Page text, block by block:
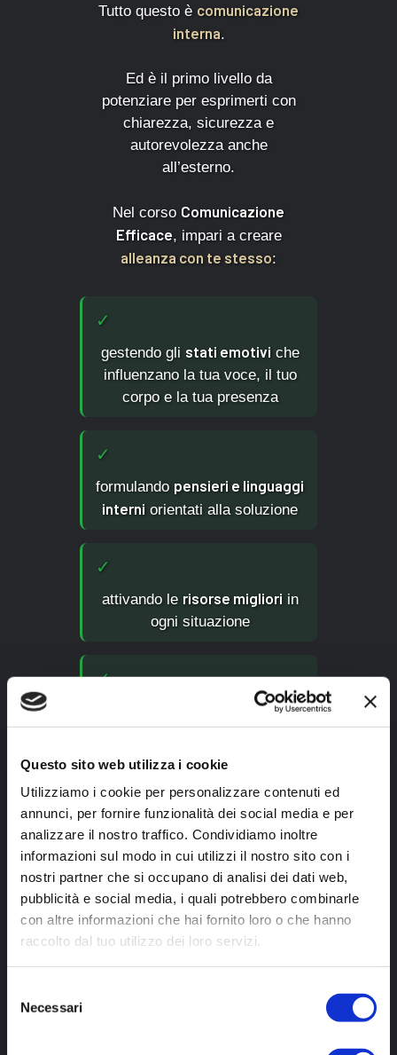
Questo sito web utilizza i cookie
Utilizziamo i cookie per personalizzare contenuti ed
annunci, per fornire funzionalità dei social media e per
analizzare il nostro traffico. Condividiamo inoltre
informazioni sul modo in cui utilizzi il nostro sito con i
nostri partner che si occupano di analisi dei dati web,
pubblicità e social media, i quali potrebbero combinarle
con altre informazioni che hai fornito loro o che hanno
raccolto dal tuo utilizzo dei loro servizi.
delNecessari
Tutto questo è comunicazione
interna.
Ed è il primo livello da
potenziare per esprimerti con
chiarezza, sicurezza e
autorevolezza anche
all’esterno.
Nel corso Comunicazione
Efficace, impari a creare
alleanza con te stesso:
✓
gestendo gli stati emotivi che
influenzano la tua voce, il tuo
corpo e la tua presenza
✓
formulando pensieri e linguaggi
interni orientati alla soluzione
✓
attivando le risorse migliori in
ogni situazione
✓
con il
dialogo interiore, invece di
limitarti
Da questabase solida, puoi poi
sviluppare una comunicazione
piùempatica, strategica e
ispiranteverso gli altri.
Impari a osservare, ascoltare,
leggere il contesto, scegliere le
parole giuste per far arrivare il